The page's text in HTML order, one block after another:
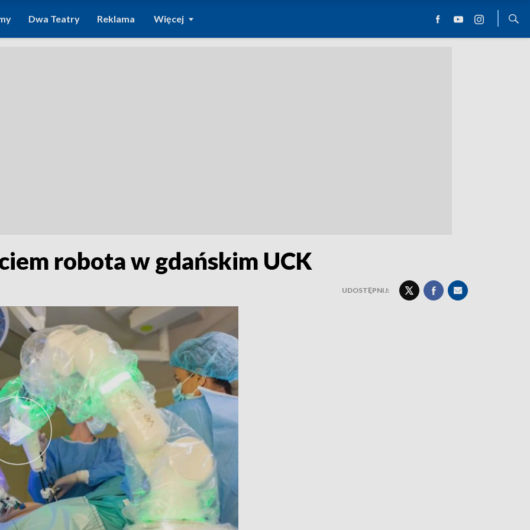
Dwa Teatry Reklama Więcej
robota w gdańskim UCK
UDOSTĘPNIJ: